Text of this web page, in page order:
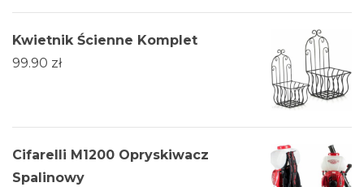
Kwietnik Ścienne Komplet
99.90 zł
Cifarelli M1200 Opryskiwacz
Spalinowy